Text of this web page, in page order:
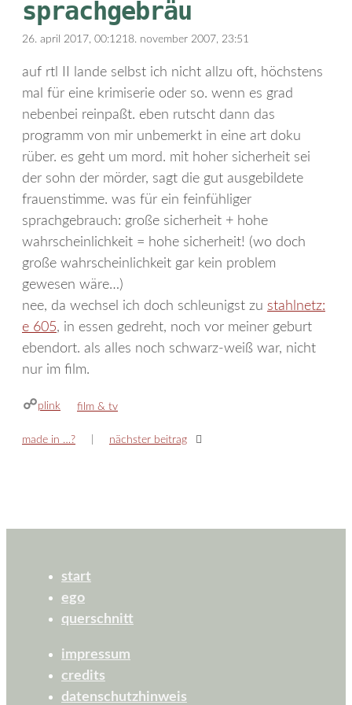
sprachgebräu
26. april 2017, 00:1218. november 2007, 23:51
auf rtl II lande selbst ich nicht allzu oft, höchstens
mal für eine krimiserie oder so. wenn es grad
nebenbei reinpaßt. eben rutscht dann das
programm von mir unbemerkt in eine art doku
rüber. es geht um mord. mit hoher sicherheit sei
der sohn der mörder, sagt die gut ausgebildete
frauenstimme. was für ein feinfühliger
sprachgebrauch: große sicherheit + hohe
wahrscheinlichkeit = hohe sicherheit! (wo doch
große wahrscheinlichkeit gar kein problem
gewesen wäre…)
nee, da wechsel ich doch schleunigst zu stahlnetz:
e 605, in essen gedreht, noch vor meiner geburt
ebendort. als alles noch schwarz-weiß war, nicht
nur im film.
plink kategorien
film & tv
made in …? nächster beitrag
start
ego
querschnitt
impressum
credits
datenschutzhinweis